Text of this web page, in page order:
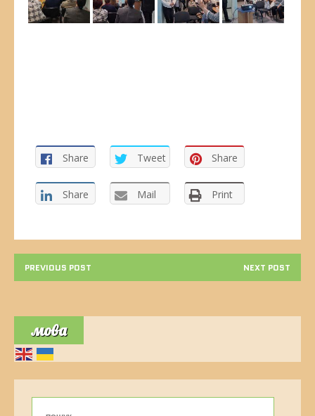
Share Tweet Share
Share Mail Print
PREVIOUS POST NEXT POST
мова